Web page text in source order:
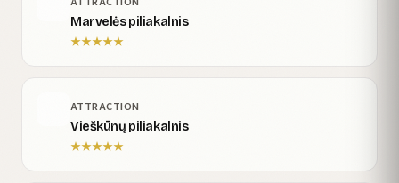
Marvelės piliakalnis
★★★★★
ATTRACTION
Vieškūnų piliakalnis
★★★★★